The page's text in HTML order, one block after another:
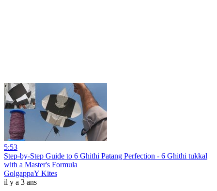
5:53
Step-by-Step Guide to 6 Ghithi Patang Perfection - 6 Ghithi tukkal
with a Master's Formula
GolgappaY Kites
il y a 3 ans